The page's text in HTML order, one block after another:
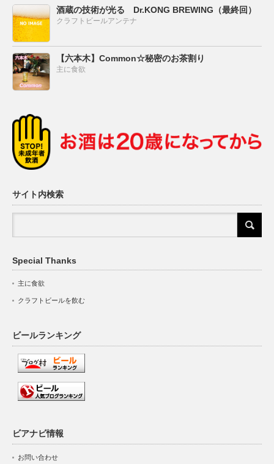
酒蔵の技術が光る Dr.KONG BREWING（最終回）
クラフトビールアンテナ
【六本木】Common☆秘密のお茶割り
主に食欲
サイト内検索
Special Thanks
主に食欲
クラフトビールを飲む
ビールランキング
ビアナビ情報
お問い合わせ